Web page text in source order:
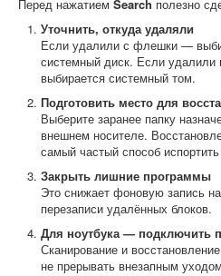
Перед нажатием Search полезно
Уточнить, откуда удаляли
Если удалили с флешки —
системный диск. Если удалили
выбирается системный том.
Подготовить место для
Выберите заранее папку
внешнем носителе.
самый частый способ испортить
Закрыть лишние программы
Это снижает фоновую запись
перезаписи удалённых блоков.
Для ноутбука — подключить
Сканирование и
не прерывать внезапным